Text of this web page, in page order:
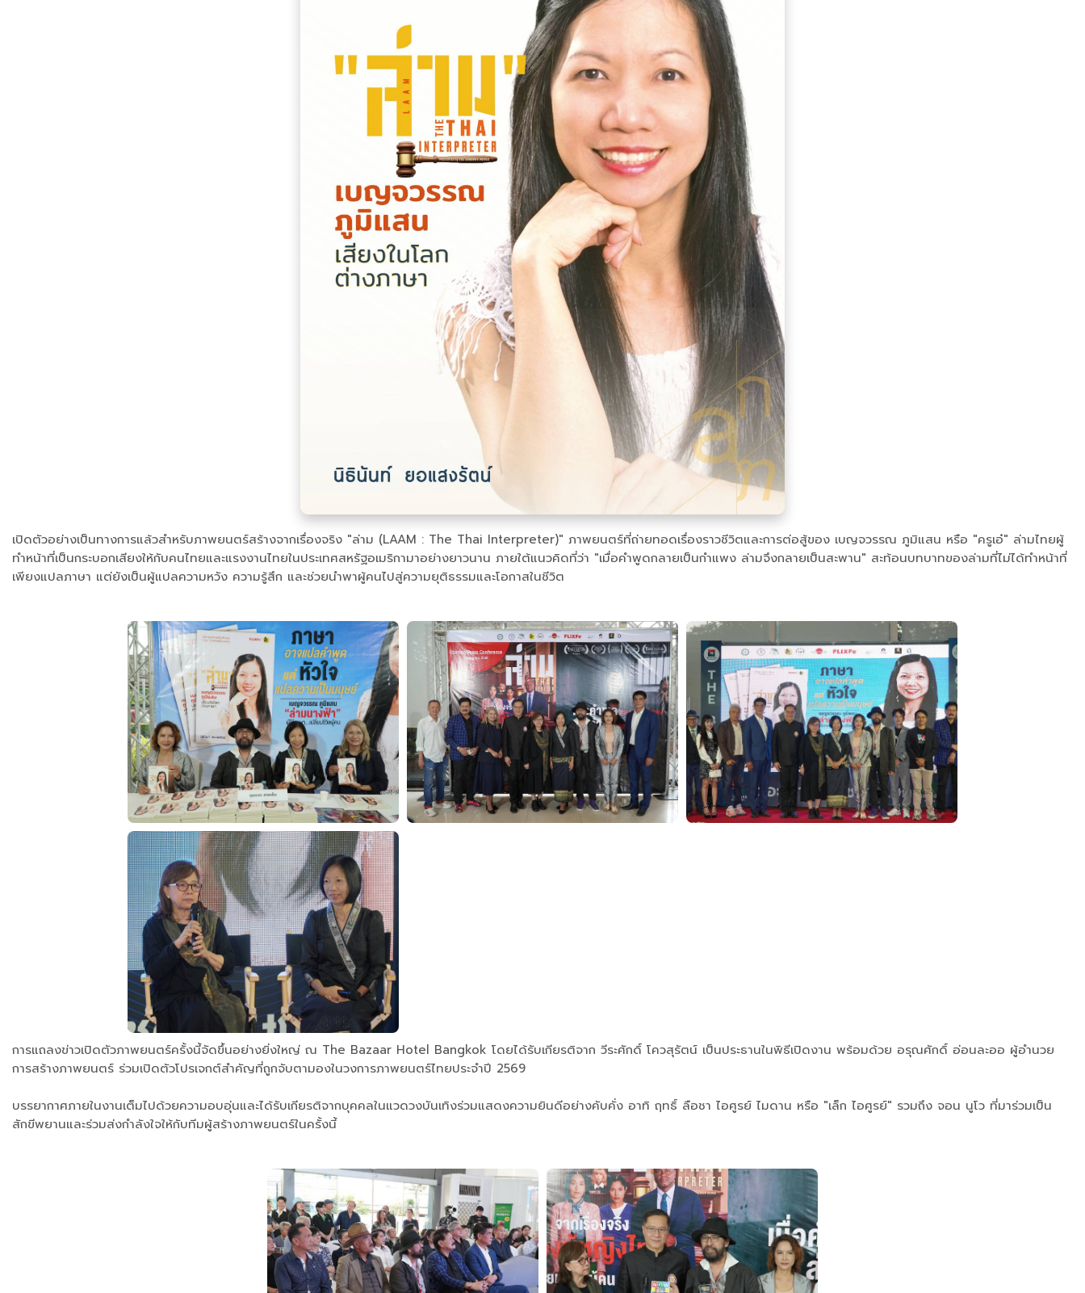
เปิดตัวอย่างเป็นทางการแล้วสำหรับภาพยนตร์สร้างจากเรื่องจริง "ล่าม (LAAM : The Thai Interpreter)" ภาพยนตร์ที่ถ่ายทอดเรื่องราวชีวิตและการต่อสู้ของ เบญจวรรณ ภูมิแสน หรือ "ครูเอ๋" ล่ามไทยผู้
ทำหน้าที่เป็นกระบอกเสียงให้กับคนไทยและแรงงานไทยในประเทศสหรัฐอเมริกามาอย่างยาวนาน ภายใต้แนวคิดที่ว่า "เมื่อคำพูดกลายเป็นกำแพง ล่ามจึงกลายเป็นสะพาน" สะท้อนบทบาทของล่ามที่ไม่ได้ทำหน้าที่
เพียงแปลภาษา แต่ยังเป็นผู้แปลความหวัง ความรู้สึก และช่วยนำพาผู้คนไปสู่ความยุติธรรมและโอกาสในชีวิต
การแถลงข่าวเปิดตัวภาพยนตร์ครั้งนี้จัดขึ้นอย่างยิ่งใหญ่ ณ The Bazaar Hotel Bangkok โดยได้รับเกียรติจาก วีระศักดิ์ โควสุรัตน์ เป็นประธานในพิธีเปิดงาน พร้อมด้วย อรุณศักดิ์ อ่อนละออ ผู้อำนวย
การสร้างภาพยนตร์ ร่วมเปิดตัวโปรเจกต์สำคัญที่ถูกจับตามองในวงการภาพยนตร์ไทยประจำปี 2569
บรรยากาศภายในงานเต็มไปด้วยความอบอุ่นและได้รับเกียรติจากบุคคลในแวดวงบันเทิงร่วมแสดงความยินดีอย่างคับคั่ง อาทิ ฤทธิ์ ลือชา ไอศูรย์ ไมดาน หรือ "เล็ก ไอศูรย์" รวมถึง จอน นูโว ที่มาร่วมเป็น
สักขีพยานและร่วมส่งกำลังใจให้กับทีมผู้สร้างภาพยนตร์ในครั้งนี้